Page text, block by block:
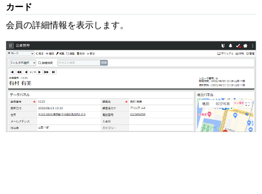
カード
会員の詳細情報を表示します。